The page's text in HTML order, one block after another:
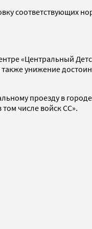
соответствующих
«Центральный
унижение
проезду в
числе войск СС».